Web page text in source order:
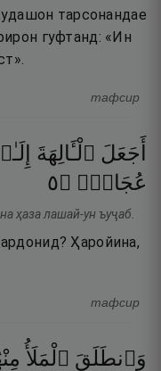
тарсонандае
гуфтанд: «Ин
тафсир
أَجَعَلَ ٱلْـَٔالِهَةَ
عُجَابٌۭ ۝٥
ҳаза лашай-ун ъуҷаб.
Ҳаройина,
тафсир
وَٱنطَلَقَ ٱلْمَلَأُ